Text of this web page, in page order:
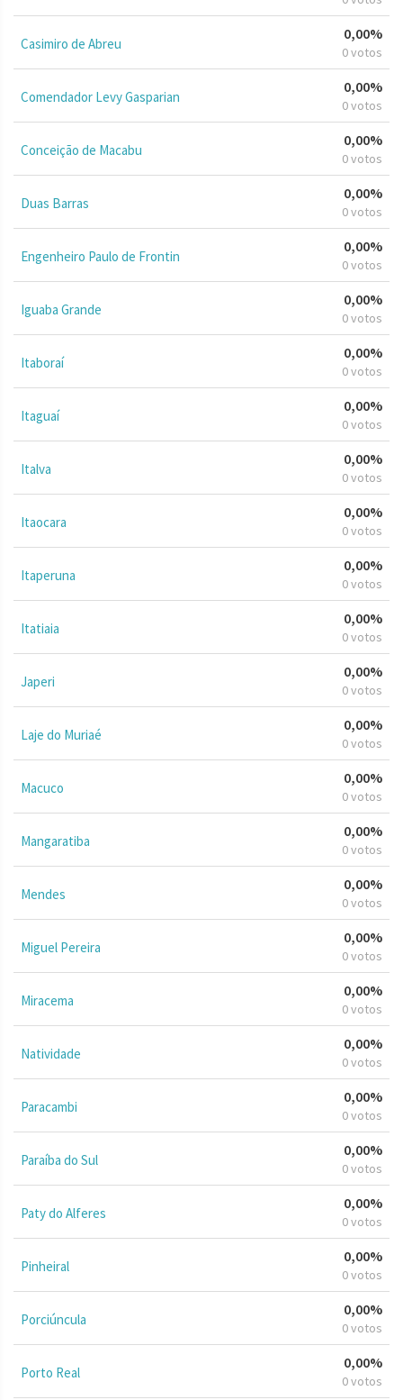
Casimiro de Abreu
0,00%
0 votos
Comendador Levy Gasparian
0,00%
0 votos
Conceição de Macabu
0,00%
0 votos
Duas Barras
0,00%
0 votos
Engenheiro Paulo de Frontin
0,00%
0 votos
Iguaba Grande
0,00%
0 votos
Itaboraí
0,00%
0 votos
Itaguaí
0,00%
0 votos
Italva
0,00%
0 votos
Itaocara
0,00%
0 votos
Itaperuna
0,00%
0 votos
Itatiaia
0,00%
0 votos
Japeri
0,00%
0 votos
Laje do Muriaé
0,00%
0 votos
Macuco
0,00%
0 votos
Mangaratiba
0,00%
0 votos
Mendes
0,00%
0 votos
Miguel Pereira
0,00%
0 votos
Miracema
0,00%
0 votos
Natividade
0,00%
0 votos
Paracambi
0,00%
0 votos
Paraíba do Sul
0,00%
0 votos
Paty do Alferes
0,00%
0 votos
Pinheiral
0,00%
0 votos
Porciúncula
0,00%
0 votos
Porto Real
0,00%
0 votos